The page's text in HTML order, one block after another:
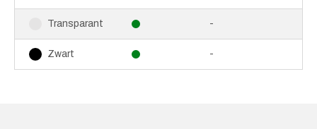
Transparant -
Zwart -